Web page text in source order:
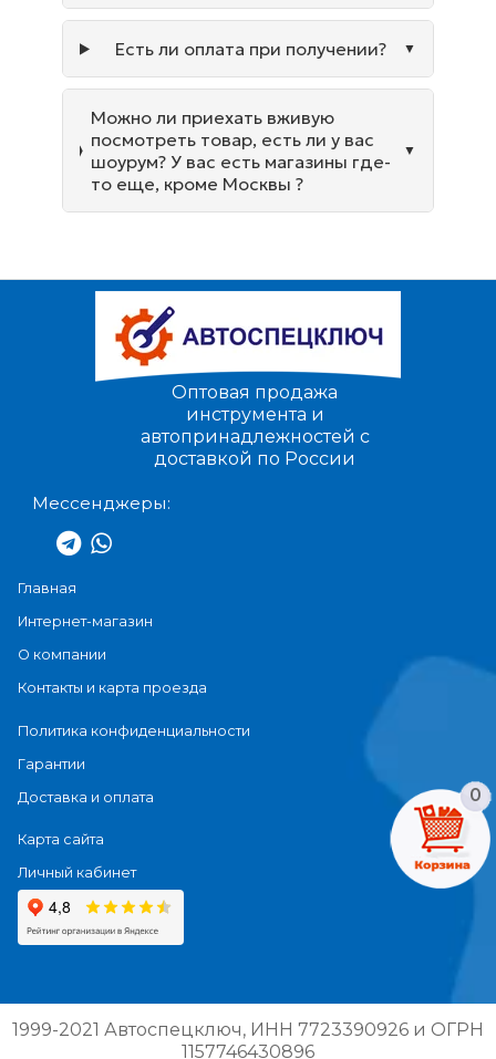
0
Есть ли оплата при получении?
Можно ли приехать вживую
посмотреть товар, есть ли у вас
шоурум? У вас есть магазины где-
то еще, кроме Москвы ?
Оптовая продажа
инструмента и
автопринадлежностей с
доставкой по России
Мессенджеры:
Главная
Интернет-магазин
О компании
Контакты и карта проезда
Политика конфиденциальности
Гарантии
Доставка и оплата
Карта сайта
Личный кабинет
1999-2021 Автоспецключ, ИНН 7723390926 и ОГРН
1157746430896